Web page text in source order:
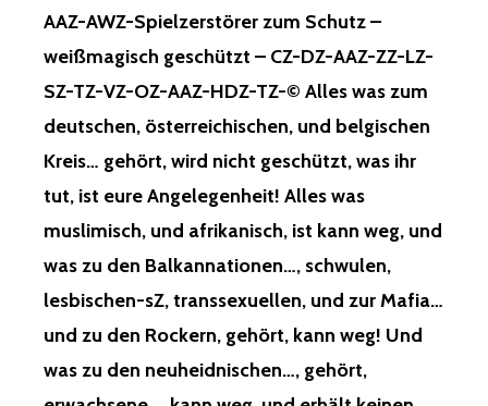
AAZ-AWZ-Spielzerstörer zum Schutz –
weißmagisch geschützt – CZ-DZ-AAZ-ZZ-LZ-
SZ-TZ-VZ-OZ-AAZ-HDZ-TZ-© Alles was zum
deutschen, österreichischen, und belgischen
Kreis… gehört, wird nicht geschützt, was ihr
tut, ist eure Angelegenheit! Alles was
muslimisch, und afrikanisch, ist kann weg, und
was zu den Balkannationen…, schwulen,
lesbischen-sZ, transsexuellen, und zur Mafia…
und zu den Rockern, gehört, kann weg! Und
was zu den neuheidnischen…, gehört,